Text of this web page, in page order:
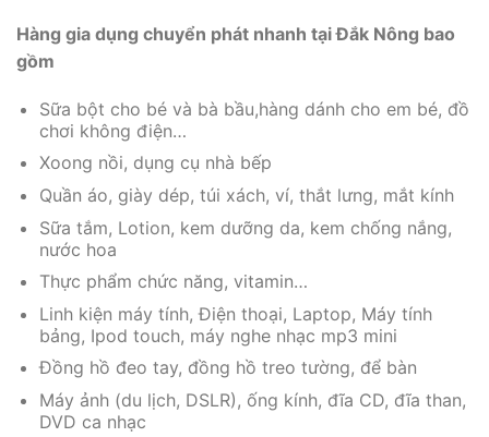
Hàng gia dụng chuyển phát nhanh tại Đắk Nông bao
gồm
Sữa bột cho bé và bà bầu,hàng dánh cho em bé, đồ
chơi không điện…
Xoong nồi, dụng cụ nhà bếp
Quần áo, giày dép, túi xách, ví, thắt lưng, mắt kính
Sữa tắm, Lotion, kem dưỡng da, kem chống nắng,
nước hoa
Thực phẩm chức năng, vitamin…
Linh kiện máy tính, Điện thoại, Laptop, Máy tính
bảng, Ipod touch, máy nghe nhạc mp3 mini
Đồng hồ đeo tay, đồng hồ treo tường, để bàn
Máy ảnh (du lịch, DSLR), ống kính, đĩa CD, đĩa than,
DVD ca nhạc